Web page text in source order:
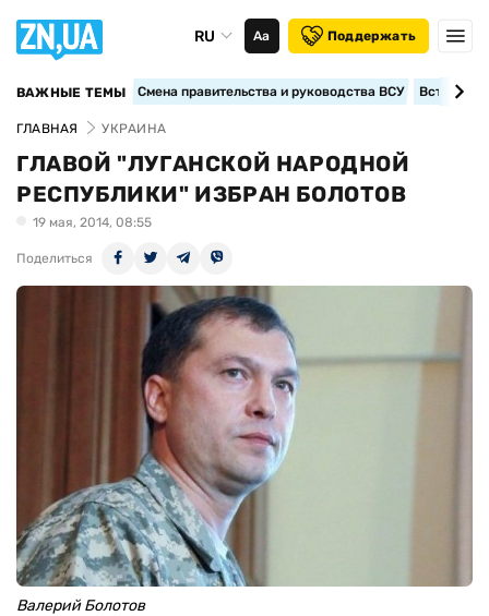
RU Аа Поддержать
ВАЖНЫЕ ТЕМЫ Смена правительства и руководства ВСУ
ГЛАВНАЯ УКРАИНА
ГЛАВОЙ "ЛУГАНСКОЙ НАРОДНОЙ
РЕСПУБЛИКИ" ИЗБРАН БОЛОТОВ
19 мая, 2014, 08:55
Поделиться
Валерий Болотов